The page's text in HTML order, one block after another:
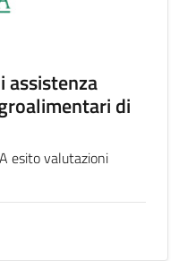
assistenza
di
esito valutazioni